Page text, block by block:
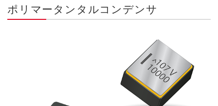
ポリマータンタルコンデンサ